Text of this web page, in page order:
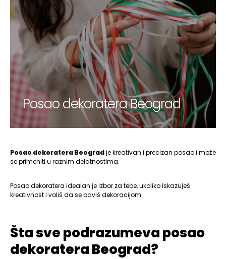
Posao dekoratera Beograd
Posao dekoratera Beogradje kreativan i precizan posao i može
se primeniti u raznim delatnostima.
Posao dekoratera idealan je izbor za tebe, ukoliko iskazuješ
kreativnost i voliš da se baviš dekoracijom.
Šta sve podrazumeva posao
dekoratera Beograd?